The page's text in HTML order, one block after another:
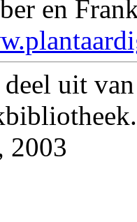
en
deel uit
2003